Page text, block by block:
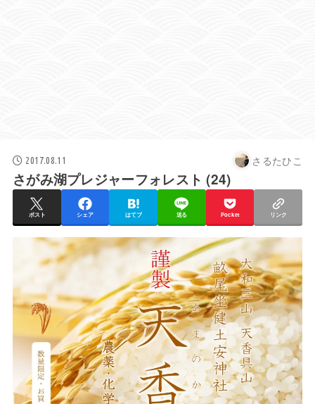
2017.08.11 さるたひこ
さがみ湖プレジャーフォレスト (24)
ポスト シェア はてブ 送る Pocket リンク